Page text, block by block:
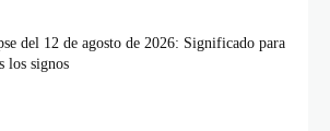
del 12 de agosto de 2026: Significado para
los signos